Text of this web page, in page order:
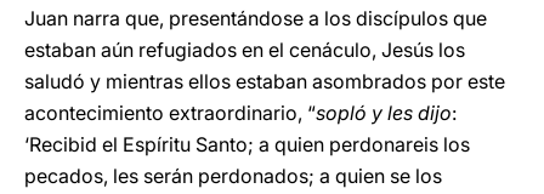
Juan narra que, presentándose a los discípulos que
estaban aún refugiados en el cenáculo, Jesús los
saludó y mientras ellos estaban asombrados por este
acontecimiento extraordinario, “sopló y les dijo:
‘Recibid el Espíritu Santo; a quien perdonareis los
pecados, les serán perdonados; a quien se los